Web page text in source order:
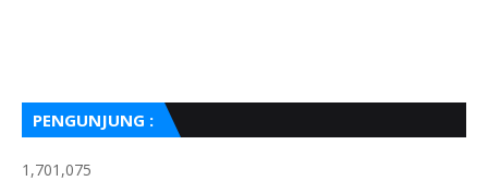
PENGUNJUNG :
1,701,075